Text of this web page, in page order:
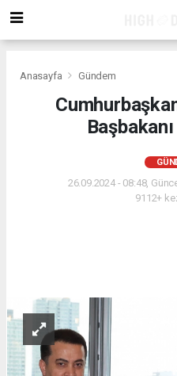
Anasayfa Gündem
26.09.2024 - 08:48,
9112+